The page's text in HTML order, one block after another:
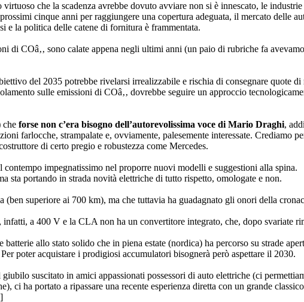
che la scadenza avrebbe dovuto avviare non si è innescato, le
cinque anni per raggiungere una copertura adeguata, il mercato delle
e la politica delle catene di fornitura è frammentata.
COâ‚‚ sono calate appena negli ultimi anni (un paio di rubriche fa
del 2035 potrebbe rivelarsi irrealizzabile e rischia di consegnare quote
sulle emissioni di COâ‚‚ dovrebbe seguire un approccio
che forse non c’era bisogno dell’autorevolissima voce di Mario Draghi,
farlocche, strampalate e, ovviamente, palesemente interessate. Crediamo
di certo pregio e robustezza come Mercedes.
impegnatissimo nel proporre nuovi modelli e suggestioni alla spina.
sta portando in strada novità elettriche di tutto rispetto, omologate e non.
superiore ai 700 km), ma che tuttavia ha guadagnato gli onori della
a 400 V e la CLA non ha un convertitore integrato, che, dopo svariate
allo stato solido che in piena estate (nordica) ha percorso su strade
poter acquistare i prodigiosi accumulatori bisognerà però aspettare il 2030.
suscitato in amici appassionati possessori di auto elettriche (ci
ha portato a ripassare una recente esperienza diretta con un grande